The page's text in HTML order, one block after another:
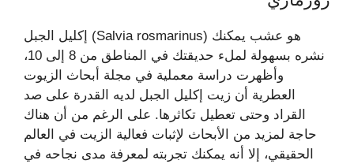
إكليل الجبل (Salvia rosmarinus) هو عشب يمكنك
نشره بسهولة لملء حديقتك في المناطق من 8 إلى 10،
وأظهرت دراسة معملية في مجلة أبحاث الزيوت
العطرية أن زيت إكليل الجبل لديه القدرة على صد
القراد وحتى تعطيل تكاثرها. على الرغم من أن هناك
حاجة لمزيد من الأبحاث لإثبات فعالية الزيت في العالم
الحقيقي، إلا أنه يمكنك تجربته لمعرفة مدى نجاحه في